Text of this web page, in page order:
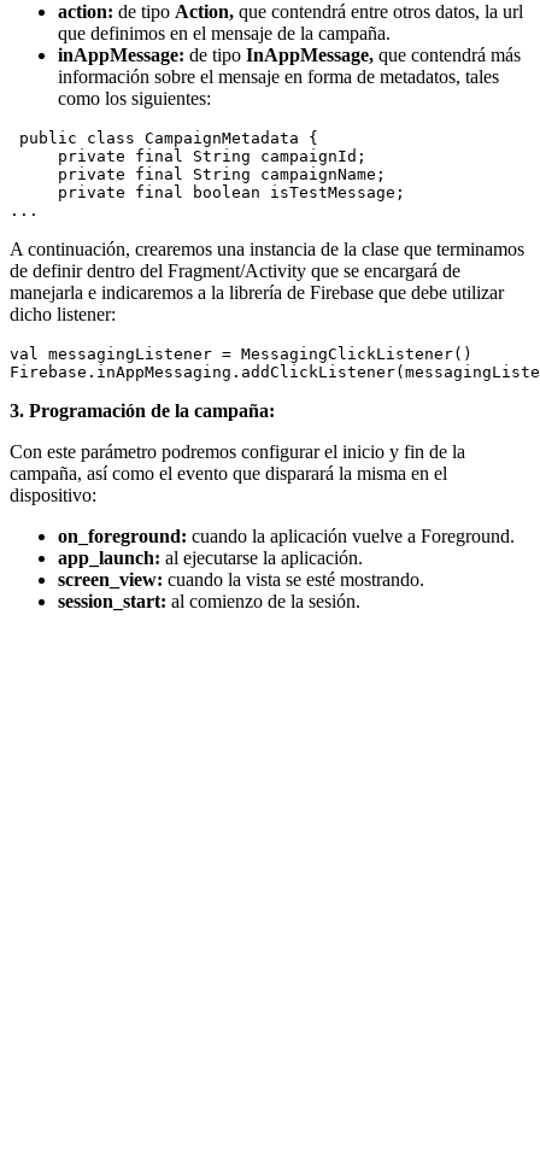
action: de tipo Action, que contendrá entre otros datos, la url
que definimos en el mensaje de la campaña.
inAppMessage: de tipo InAppMessage, que contendrá más
información sobre el mensaje en forma de metadatos, tales
como los siguientes:
public class CampaignMetadata {
     private final String campaignId;
     private final String campaignName;
     private final boolean isTestMessage;
A continuación, crearemos una instancia de la clase que terminamos
de definir dentro del Fragment/Activity que se encargará de
manejarla e indicaremos a la librería de Firebase que debe utilizar
dicho listener:
val messagingListener = MessagingClickListener()
3. Programación de la campaña:
Con este parámetro podremos configurar el inicio y fin de la
campaña, así como el evento que disparará la misma en el
dispositivo:
on_foreground: cuando la aplicación vuelve a Foreground.
app_launch: al ejecutarse la aplicación.
screen_view: cuando la vista se esté mostrando.
session_start: al comienzo de la sesión.